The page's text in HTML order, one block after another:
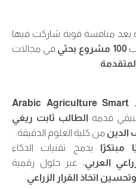
بعد منافسة قوية شاركت فيها
100 مشروع بحثي
في مجالات
.
Arabic Agriculture Smart
قدمه الطالب ثابت ريغي
الدينمن كلية العلوم الدقيقة.
مبتكرًايدمج تقنيات الذكاء
العربي، عبر حلول رقمية
اتخاذ القرار الزراعي.